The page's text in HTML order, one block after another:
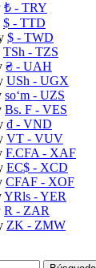
₺ - TRY
$ - TTD
$ - TWD
TSh - TZS
₴ - UAH
USh - UGX
soʻm - UZS
Bs. F - VES
₫ - VND
VT - VUV
F.CFA - XAF
EC$ - XCD
CFAF - XOF
YRls - YER
R - ZAR
ZK - ZMW